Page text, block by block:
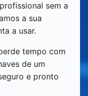
sem a
a sua
a usar.
tempo com
de um
e pronto